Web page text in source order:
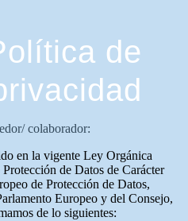
de
colaborador:
en la vigente Ley Orgánica
de Datos de Carácter
de Protección de Datos,
Europeo y del Consejo,
de lo siguientes: